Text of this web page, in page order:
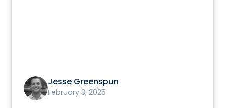
Jesse Greenspun
February 3, 2025